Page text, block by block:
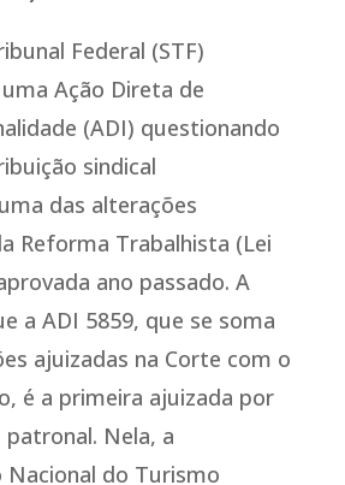
Federal (STF)
Ação Direta de
(ADI) questionando
sindical
das alterações
Reforma Trabalhista (Lei
ano passado. A
a ADI 5859, que se soma
ajuizadas na Corte com o
é a primeira ajuizada por
Nela, a
Nacional do Turismo